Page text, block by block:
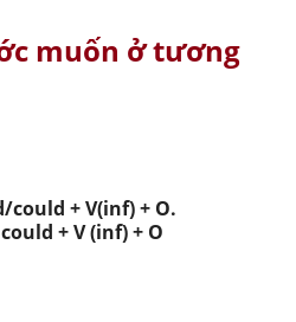
muốn ở tương
could + V(inf) + O.
+ V (inf) + O